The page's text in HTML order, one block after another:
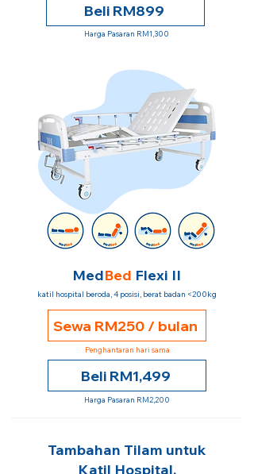
Beli RM899
Harga Pasaran RM1,300
MedBed Flexi II
katil hospital beroda, 4 posisi, berat badan <200kg
Sewa RM250 / bulan
Penghantaran hari sama
Beli RM1,499
Harga Pasaran RM2,200
Tambahan Tilam untuk
Katil Hospital.